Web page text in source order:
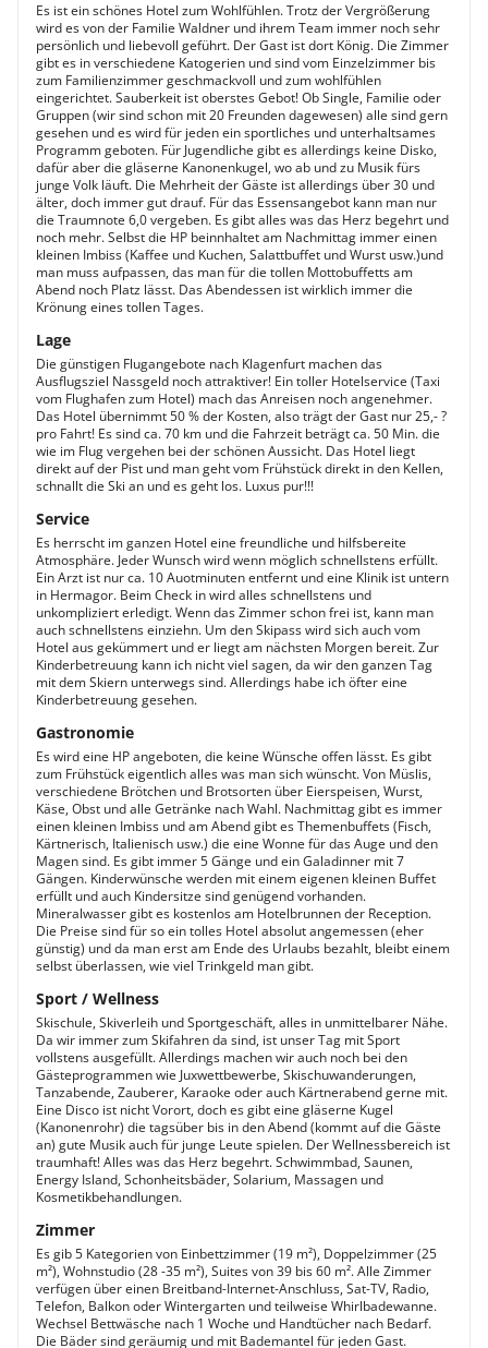
Es ist ein schönes Hotel zum Wohlfühlen. Trotz der Vergrößerung
wird es von der Familie Waldner und ihrem Team immer noch sehr
persönlich und liebevoll geführt. Der Gast ist dort König. Die Zimmer
gibt es in verschiedene Katogerien und sind vom Einzelzimmer bis
zum Familienzimmer geschmackvoll und zum wohlfühlen
eingerichtet. Sauberkeit ist oberstes Gebot! Ob Single, Familie oder
Gruppen (wir sind schon mit 20 Freunden dagewesen) alle sind gern
gesehen und es wird für jeden ein sportliches und unterhaltsames
Programm geboten. Für Jugendliche gibt es allerdings keine Disko,
dafür aber die gläserne Kanonenkugel, wo ab und zu Musik fürs
junge Volk läuft. Die Mehrheit der Gäste ist allerdings über 30 und
älter, doch immer gut drauf. Für das Essensangebot kann man nur
die Traumnote 6,0 vergeben. Es gibt alles was das Herz begehrt und
noch mehr. Selbst die HP beinnhaltet am Nachmittag immer einen
kleinen Imbiss (Kaffee und Kuchen, Salattbuffet und Wurst usw.)und
man muss aufpassen, das man für die tollen Mottobuffetts am
Abend noch Platz lässt. Das Abendessen ist wirklich immer die
Krönung eines tollen Tages.
Lage
Die günstigen Flugangebote nach Klagenfurt machen das
Ausflugsziel Nassgeld noch attraktiver! Ein toller Hotelservice (Taxi
vom Flughafen zum Hotel) mach das Anreisen noch angenehmer.
Das Hotel übernimmt 50 % der Kosten, also trägt der Gast nur 25,- ?
pro Fahrt! Es sind ca. 70 km und die Fahrzeit beträgt ca. 50 Min. die
wie im Flug vergehen bei der schönen Aussicht. Das Hotel liegt
direkt auf der Pist und man geht vom Frühstück direkt in den Kellen,
schnallt die Ski an und es geht los. Luxus pur!!!
Service
Es herrscht im ganzen Hotel eine freundliche und hilfsbereite
Atmosphäre. Jeder Wunsch wird wenn möglich schnellstens erfüllt.
Ein Arzt ist nur ca. 10 Auotminuten entfernt und eine Klinik ist untern
in Hermagor. Beim Check in wird alles schnellstens und
unkompliziert erledigt. Wenn das Zimmer schon frei ist, kann man
auch schnellstens einziehn. Um den Skipass wird sich auch vom
Hotel aus gekümmert und er liegt am nächsten Morgen bereit. Zur
Kinderbetreuung kann ich nicht viel sagen, da wir den ganzen Tag
mit dem Skiern unterwegs sind. Allerdings habe ich öfter eine
Kinderbetreuung gesehen.
Gastronomie
Es wird eine HP angeboten, die keine Wünsche offen lässt. Es gibt
zum Frühstück eigentlich alles was man sich wünscht. Von Müslis,
verschiedene Brötchen und Brotsorten über Eierspeisen, Wurst,
Käse, Obst und alle Getränke nach Wahl. Nachmittag gibt es immer
einen kleinen Imbiss und am Abend gibt es Themenbuffets (Fisch,
Kärtnerisch, Italienisch usw.) die eine Wonne für das Auge und den
Magen sind. Es gibt immer 5 Gänge und ein Galadinner mit 7
Gängen. Kinderwünsche werden mit einem eigenen kleinen Buffet
erfüllt und auch Kindersitze sind genügend vorhanden.
Mineralwasser gibt es kostenlos am Hotelbrunnen der Reception.
Die Preise sind für so ein tolles Hotel absolut angemessen (eher
günstig) und da man erst am Ende des Urlaubs bezahlt, bleibt einem
selbst überlassen, wie viel Trinkgeld man gibt.
Sport / Wellness
Skischule, Skiverleih und Sportgeschäft, alles in unmittelbarer Nähe.
Da wir immer zum Skifahren da sind, ist unser Tag mit Sport
vollstens ausgefüllt. Allerdings machen wir auch noch bei den
Gästeprogrammen wie Juxwettbewerbe, Skischuwanderungen,
Tanzabende, Zauberer, Karaoke oder auch Kärtnerabend gerne mit.
Eine Disco ist nicht Vorort, doch es gibt eine gläserne Kugel
(Kanonenrohr) die tagsüber bis in den Abend (kommt auf die Gäste
an) gute Musik auch für junge Leute spielen. Der Wellnessbereich ist
traumhaft! Alles was das Herz begehrt. Schwimmbad, Saunen,
Energy Island, Schonheitsbäder, Solarium, Massagen und
Kosmetikbehandlungen.
Zimmer
Es gib 5 Kategorien von Einbettzimmer (19 m²), Doppelzimmer (25
m²), Wohnstudio (28 -35 m²), Suites von 39 bis 60 m². Alle Zimmer
verfügen über einen Breitband-Internet-Anschluss, Sat-TV, Radio,
Telefon, Balkon oder Wintergarten und teilweise Whirlbadewanne.
Wechsel Bettwäsche nach 1 Woche und Handtücher nach Bedarf.
Die Bäder sind geräumig und mit Bademantel für jeden Gast.